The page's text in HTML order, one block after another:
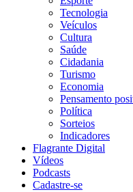
Tecnologia
Veículos
Cultura
Saúde
Cidadania
Turismo
Economia
Pensamento
Política
Sorteios
Indicadores
Flagrante Digital
Vídeos
Podcasts
Cadastre-se